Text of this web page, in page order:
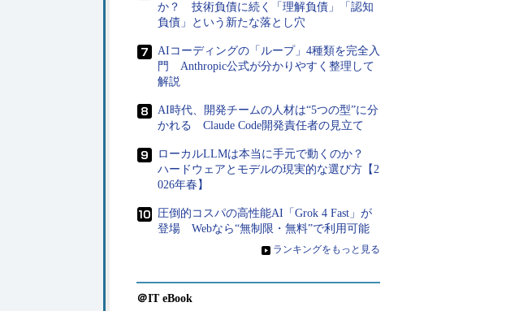
か？ 技術負債に続く「理解負債」「認知
負債」という新たな落とし穴
AIコーディングの「ループ」4種類を完全入
門 Anthropic公式が分かりやすく整理して
解説
AI時代、開発チームの人材は“5つの型”に分
かれる Claude Code開発責任者の見立て
ローカルLLMは本当に手元で動くのか？
ハードウェアとモデルの現実的な選び方【2
026年春】
圧倒的コスパの高性能AI「Grok 4 Fast」が
登場 Webなら“無制限・無料”で利用可能
» ランキングをもっと見る
＠IT eBook